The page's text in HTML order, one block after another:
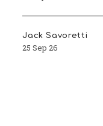
Jack Savoretti
25 Sep 26